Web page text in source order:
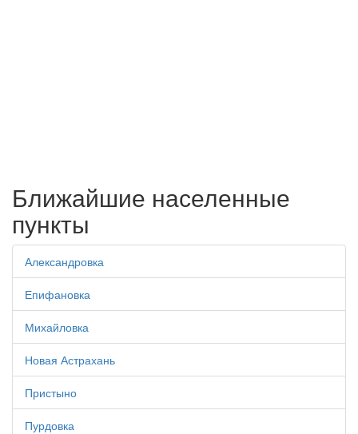
Ближайшие населенные
пункты
Александровка
Епифановка
Михайловка
Новая Астрахань
Пристыно
Пурдовка